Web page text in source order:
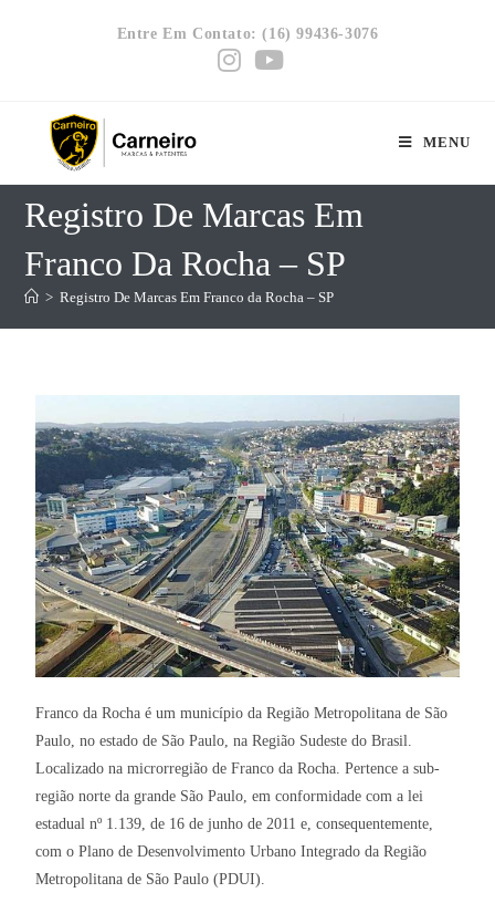
Entre Em Contato: (16) 99436-3076
MENU
Registro De Marcas Em
Franco Da Rocha – SP
> Registro De Marcas Em Franco da Rocha – SP
Franco da Rocha é um município da Região Metropolitana de São
Paulo, no estado de São Paulo, na Região Sudeste do Brasil.
Localizado na microrregião de Franco da Rocha. Pertence a sub-
região norte da grande São Paulo, em conformidade com a lei
estadual nº 1.139, de 16 de junho de 2011 e, consequentemente,
com o Plano de Desenvolvimento Urbano Integrado da Região
Metropolitana de São Paulo (PDUI).